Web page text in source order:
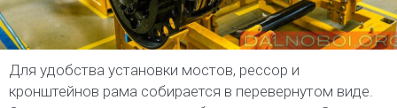
Для удобства установки мостов, рессор и
кронштейнов рама собирается в перевернутом виде.